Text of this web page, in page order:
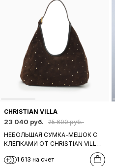
CHRISTIAN VILLA
23 040 руб.
25 600 руб.
НЕБОЛЬШАЯ СУМКА-МЕШОК С
КЛЕПКАМИ ОТ CHRISTIAN VILLA
ЦВЕТА1 613 на счет